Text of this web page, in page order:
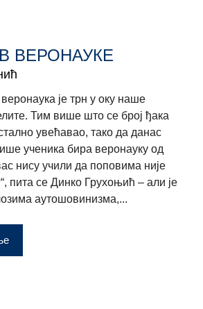
ВЕРОНАУКЕ
је трн у оку наше
Тим више што се број ђака
стално увећавао, тако да данас
ученика бира веронауку од
нису учили да поповима није
пита се Динко Грухоњић – али је
аутошовинизма,...